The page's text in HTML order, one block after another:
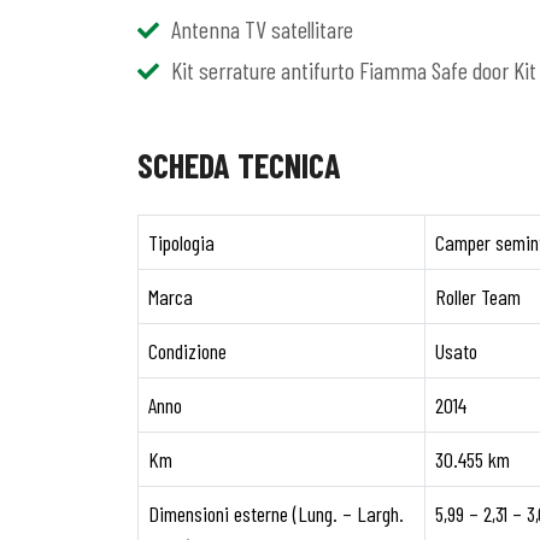
Antenna TV satellitare
Kit serrature antifurto Fiamma Safe door Kit
SCHEDA TECNICA
Tipologia Camper
Marca Roller Team
Condizione Usato
Anno 2014
Km 30.455 km
Dimensioni esterne (Lung. – Largh.
5,99 – 2,31 –